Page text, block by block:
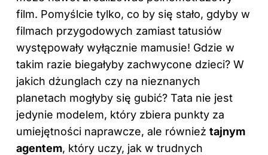
film. Pomyślcie tylko, co by się stało, gdyby w
filmach przygodowych zamiast tatusiów
występowały wyłącznie mamusie! Gdzie w
takim razie biegałyby zachwycone dzieci? W
jakich dżunglach czy na nieznanych
planetach mogłyby się gubić? Tata nie jest
jedynie modelem, który zbiera punkty za
umiejętności naprawcze, ale również tajnym
agentem, który uczy, jak w trudnych